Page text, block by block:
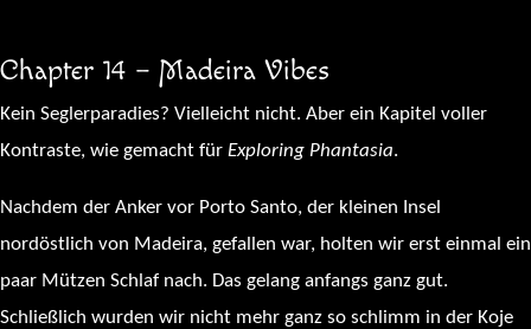
Chapter 14 – Madeira Vibes
Kein Seglerparadies? Vielleicht nicht. Aber ein Kapitel voller
Kontraste, wie gemacht für Exploring Phantasia.
Nachdem der Anker vor Porto Santo, der kleinen Insel
nordöstlich von Madeira, gefallen war, holten wir erst einmal ein
paar Mützen Schlaf nach. Das gelang anfangs ganz gut.
Schließlich wurden wir nicht mehr ganz so schlimm in der Koje